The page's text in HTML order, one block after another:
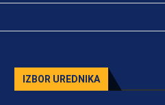
IZBOR UREDNIKA